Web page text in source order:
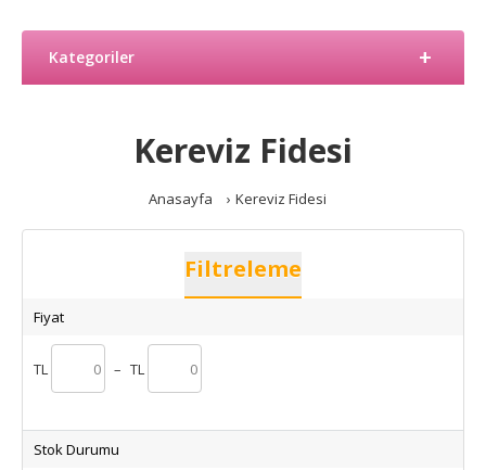
Kategoriler
Kereviz Fidesi
Anasayfa Kereviz Fidesi
Filtreleme
Fiyat
TL – TL
Stok Durumu